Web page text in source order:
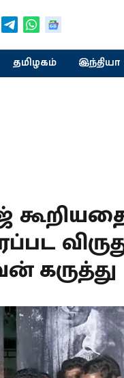
தமிழகம் இந்தியா
கருத்து